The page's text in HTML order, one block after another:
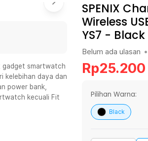
Libur Nasional (08:00 - 17:00) Selengkapnya
Nasional (12:00-20:00), Tutup pada Idul Fitri
Nasional (12:00-20:00), Tutup pada Idul Fitri
- Minggu (08:00 - 20:00), Tutup pada Idul Fitri
Libur Nasional (08:00 - 17:00) Selengkapnya
gadget smartwatch
kelebihan daya dan
power bank,
kecuali Fit
SPENIX
Wireless
YS7 - Black
Belum ada ulasan •
Rp25.200
Pilihan Warna:
Black